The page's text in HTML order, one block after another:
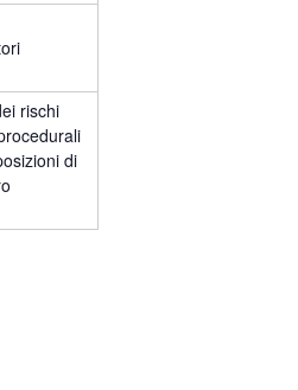
rischi
di